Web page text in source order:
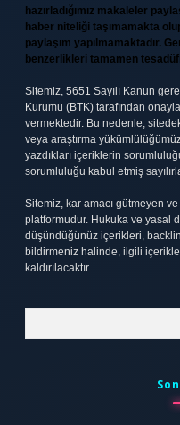
hazırladığımız makaleler
haber niteliği taşımamakta
paylaşım yapılmamaktadır.
benzerlikleri tamamen
Sitemiz, 5651 Sayılı Kanun
Kurumu (BTK) tarafından
vermektedir. Bu nedenle,
veya araştırma
yazdıkları içeriklerin
sorumluluğu kabul etmiş
Sitemiz, kar amacı gütmeyen
platformudur. Hukuka ve yasal
düşündüğünüz içerikleri,
bildirmeniz halinde, ilgili
kaldırılacaktır.